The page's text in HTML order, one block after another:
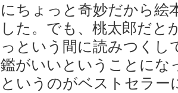
にちょっと奇妙だから絵
した。でも、桃太郎だと
っという間に読みつくし
鑑がいいということにな
というのがベストセラー